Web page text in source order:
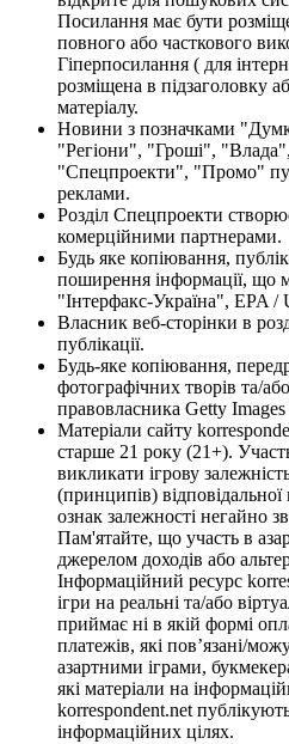
Посилання має бути
повного або часткового
Гіперпосилання ( для
розміщена в підзаголовку
матеріалу.
Новини з позначками
"Регіони", "Гроші",
"Спецпроекти", "Промо"
реклами.
Розділ Спецпроекти
комерційними партнерами.
Будь яке копіювання,
поширення інформації, що
"Інтерфакс-Україна", EPA /
Власник веб-сторінки в
публікації.
Будь-яке копіювання,
фотографічних творів та/
правовласника Getty Images
Матеріали сайту
старше 21 року (21+).
викликати ігрову
(принципів)
ознак залежності негайно
Пам'ятайте, що участь в
джерелом доходів або
Інформаційний ресурс
ігри на реальні та/або
приймає ні в якій формі
платежів, які пов’язані/
азартними іграми,
які матеріали на
korrespondent.net
інформаційних цілях.